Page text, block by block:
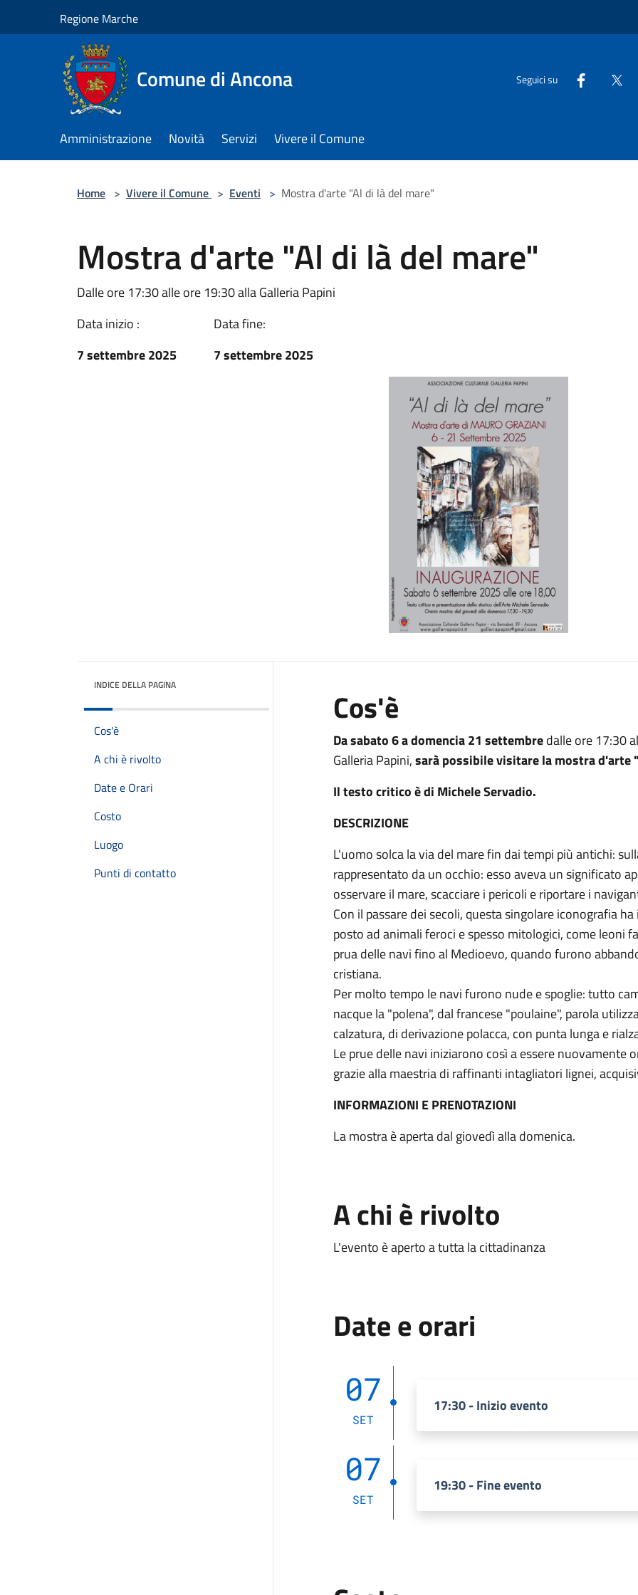
Regione Marche
Comune di Ancona Seguici su
Amministrazione Novità Servizi Vivere il Comune
Home > Vivere il Comune > Eventi > Mostra d'arte "Al di là del mare"
Mostra d'arte "Al di là del mare"
Dalle ore 17:30 alle ore 19:30 alla Galleria Papini
Data inizio :
7 settembre 2025
Data fine:
7 settembre 2025
INDICE DELLA PAGINA
Cos'è
A chi è rivolto
Date e Orari
Costo
Luogo
Punti di contatto
Cos'è
Da sabato 6 a domencia 21 settembredalle ore 17:30
Galleria Papini,sarà possibile visitare la mostra d'arte
Il testo critico è di Michele Servadio.
DESCRIZIONE
L'uomo solca la via del mare fin dai tempi più antichi:
rappresentato da un occhio: esso aveva un significato
osservare il mare, scacciare i pericoli e riportare i
Con il passare dei secoli, questa singolare iconografia
posto ad animali feroci e spesso mitologici, come leoni
prua delle navi fino al Medioevo, quando furono
cristiana.
Per molto tempo le navi furono nude e spoglie: tutto
nacque la "polena", dal francese "poulaine", parola
calzatura, di derivazione polacca, con punta lunga e
Le prue delle navi iniziarono così a essere nuovamente
grazie alla maestria di raffinanti intagliatori lignei,
INFORMAZIONI E PRENOTAZIONI
La mostra è aperta dal giovedì alla domenica.
A chi è rivolto
L'evento è aperto a tutta la cittadinanza
Date e orari
07
SET
17:30 - Inizio evento
07
SET
19:30 - Fine evento